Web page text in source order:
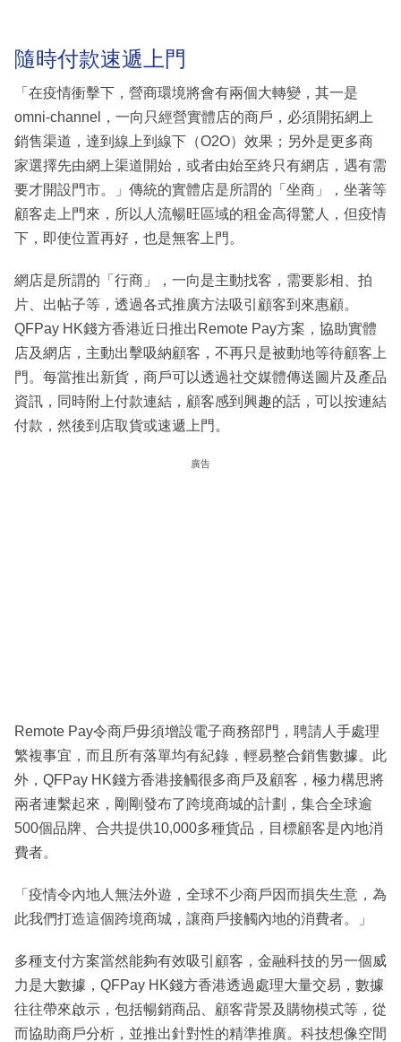
隨時付款速遞上門
「在疫情衝擊下，營商環境將會有兩個大轉變，其一是
omni-channel，一向只經營實體店的商戶，必須開拓網上
銷售渠道，達到線上到線下（O2O）效果；另外是更多商
家選擇先由網上渠道開始，或者由始至終只有網店，遇有需
要才開設門市。」傳統的實體店是所謂的「坐商」，坐著等
顧客走上門來，所以人流暢旺區域的租金高得驚人，但疫情
下，即使位置再好，也是無客上門。
網店是所謂的「行商」，一向是主動找客，需要影相、拍
片、出帖子等，透過各式推廣方法吸引顧客到來惠顧。
QFPay HK錢方香港近日推出Remote Pay方案，協助實體
店及網店，主動出擊吸納顧客，不再只是被動地等待顧客上
門。每當推出新貨，商戶可以透過社交媒體傳送圖片及產品
資訊，同時附上付款連結，顧客感到興趣的話，可以按連結
付款，然後到店取貨或速遞上門。
廣告
Remote Pay令商戶毋須增設電子商務部門，聘請人手處理
繁複事宜，而且所有落單均有紀錄，輕易整合銷售數據。此
外，QFPay HK錢方香港接觸很多商戶及顧客，極力構思將
兩者連繫起來，剛剛發布了跨境商城的計劃，集合全球逾
500個品牌、合共提供10,000多種貨品，目標顧客是內地消
費者。
「疫情令內地人無法外遊，全球不少商戶因而損失生意，為
此我們打造這個跨境商城，讓商戶接觸內地的消費者。」
多種支付方案當然能夠有效吸引顧客，金融科技的另一個威
力是大數據，QFPay HK錢方香港透過處理大量交易，數據
往往帶來啟示，包括暢銷商品、顧客背景及購物模式等，從
而協助商戶分析，並推出針對性的精準推廣。科技想像空間